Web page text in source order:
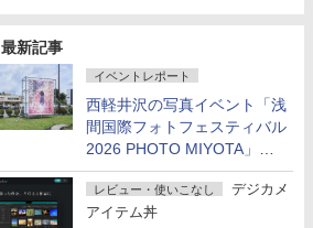
最新記事
イベントレポート
西軽井沢の写真イベント「浅
間国際フォトフェスティバル
2026 PHOTO MIYOTA」が
開幕
レビュー・使いこなし
デジカメ
アイテム丼